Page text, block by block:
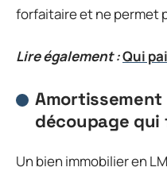
forfaitaire et ne permet
Lire également :Qui
découpage qui
Un bien immobilier en